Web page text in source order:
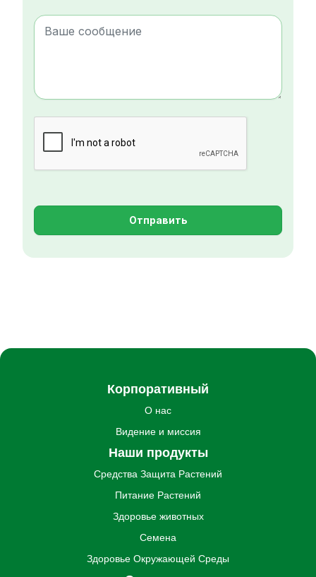
Отправить
Корпоративный
О нас
Видение и миссия
Наши продукты
Средства Защита Pастений
Питание Pастений
Здоровье животных
Семена
Здоровье Oкружающей Cреды